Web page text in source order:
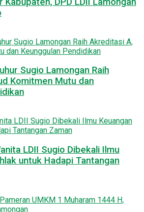
Sugio Lamongan Raih
Komitmen Mutu dan
LDII Sugio Dibekali Ilmu
untuk Hadapi Tantangan